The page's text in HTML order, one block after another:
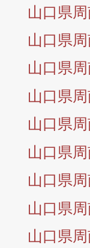
山口県
山口県
山口県
山口県
山口県
山口県
山口県
山口県
山口県